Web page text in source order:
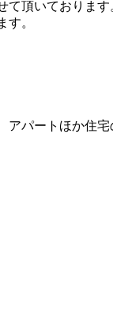
て頂いております
。
パートほか住